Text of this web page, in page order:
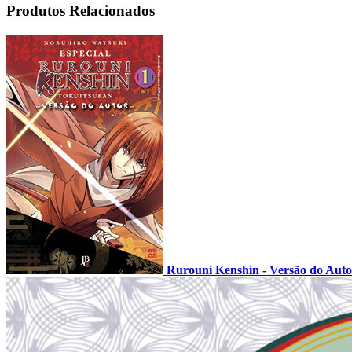
Produtos Relacionados
Rurouni Kenshin - Versão do